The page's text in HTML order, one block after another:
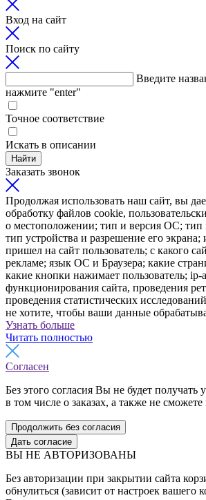
Вход на сайт
Поиск по сайту
Введите
нажмите "enter"
Точное соответствие
Искать в описании
Найти
Заказать звонок
Продолжая использовать наш сайт, вы
обработку файлов cookie,
о местоположении; тип и версия ОС; тип
тип устройства и разрешение его экрана;
пришел на сайт пользователь; с какого
рекламе; язык ОС и Браузера; какие
какие кнопки нажимает пользователь; ip-
функционирования сайта, проведения
проведения статистических
не хотите, чтобы ваши данные
Узнать больше
Читать полностью
Согласен
Без этого согласия Вы не будет получать
в том числе о заказах, а также не
Продолжить без согласия
Дать согласие
ВЫ НЕ АВТОРИЗОВАНЫ
Без авторизации при закрытии сайта
обнулиться (зависит от настроек вашего